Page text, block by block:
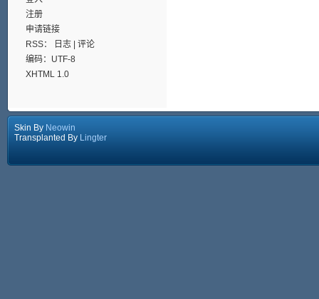
注册
申请链接
RSS：
日志| 评论
编码：UTF-8
XHTML 1.0
Skin By Neowin
Transplanted By Lingter